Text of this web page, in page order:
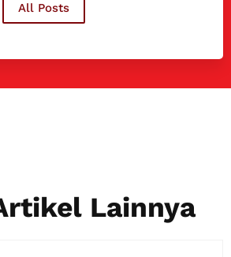
All Posts
Lainnya